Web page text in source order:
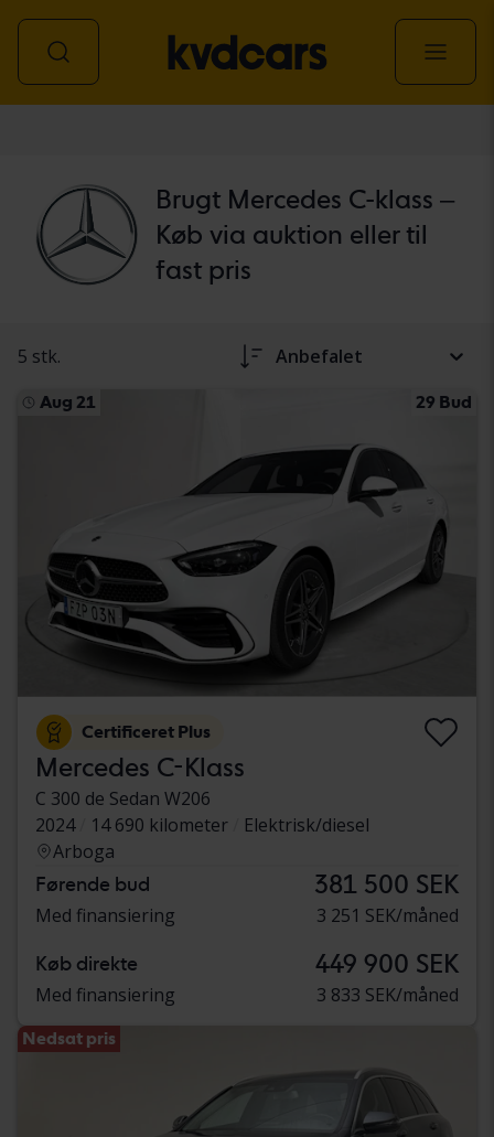
Brugt Mercedes C-klass –
Køb via auktion eller til
fast pris
5 stk. Anbefalet
Aug 21 29 Bud
Certificeret Plus
Mercedes C-Klass
C 300 de Sedan W206
2024
14 690 kilometer
Elektrisk/diesel
Arboga
Førende bud 381 500 SEK
Med finansiering 3 251 SEK/måned
Køb direkte 449 900 SEK
Med finansiering 3 833 SEK/måned
Nedsat pris